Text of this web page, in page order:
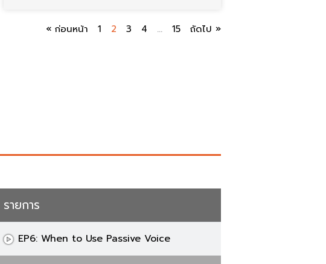
« ก่อนหน้า 1 2 3 4 … 15 ถัดไป »
รายการ
EP6: When to Use Passive Voice